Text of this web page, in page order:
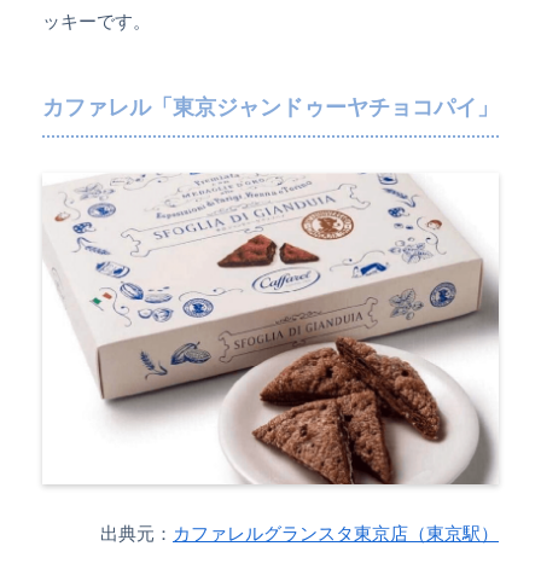
ッキーです。
カファレル「東京ジャンドゥーヤチョコパイ」
出典元： カファレルグランスタ東京店（東京駅）